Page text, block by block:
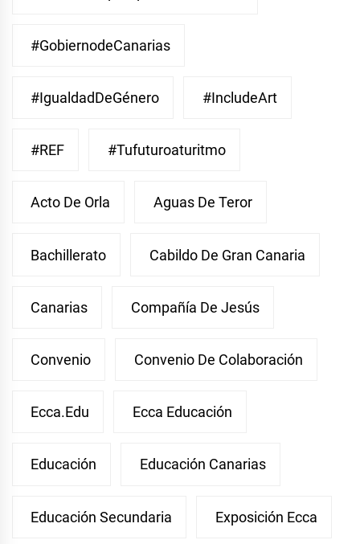
#GobiernodeCanarias
#IgualdadDeGénero #IncludeArt
#REF #Tufuturoaturitmo
Acto De Orla Aguas De Teror
Bachillerato Cabildo De Gran Canaria
Canarias Compañía De Jesús
Convenio Convenio De Colaboración
Ecca.edu Ecca Educación
Educación Educación Canarias
Educación Secundaria Exposición Ecca